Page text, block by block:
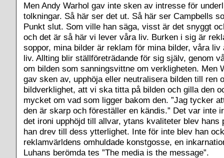
Men Andy Warhol gav inte sken av intresse för
tolkningar. Så här ser det ut. Så här ser Campbells
Punkt slut. Som ville han säga, visst är det snyggt
och det är så här vi lever våra liv. Burken i sig är
soppor, mina bilder är reklam för mina bilder, våra
liv. Allting blir ställföreträdande för sig själv, genom
om bilden som sanningsvittne om verkligheten. Men
gav sken av, upphöja eller neutralisera bilden till ren
bildverklighet, att vi ska titta på bilden och gilla den
mycket om vad som ligger bakom den. ”Jag tycker
den är skarp och föreställer en kändis.” Det var inte
det ironi upphöjd till allvar, ytans kvaliteter blev hans
han drev till dess ytterlighet. Inte för inte blev han
reklamvärldens omhuldade konstgosse, en
Luhans berömda tes ”The media is the message”.